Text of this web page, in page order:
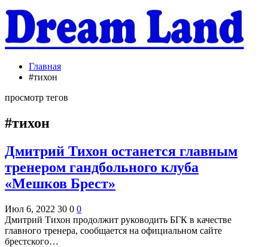
Главная
#тихон
просмотр тегов
#тихон
Дмитрий Тихон останется главным
тренером гандбольного клуба
«Мешков Брест»
Июл 6, 2022 30 0 0
Дмитрий Тихон продолжит руководить БГК в качестве
главного тренера, сообщается на официальном сайте
брестского…